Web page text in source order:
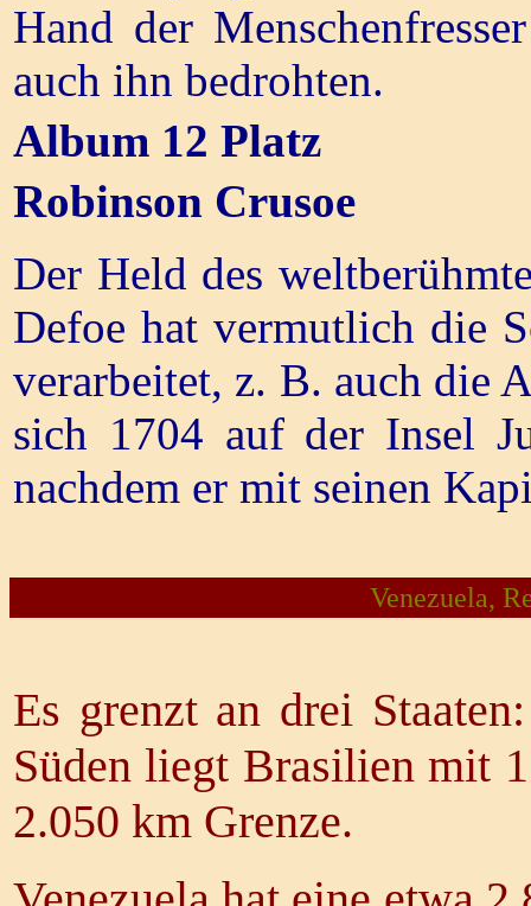
Hand der
auch ihn bedrohten.
Album 12 Platz
Robinson Crusoe
Der Held des
Defoe hat vermutlich die
verarbeitet, z. B. auch die
sich 1704 auf der Insel
nachdem er mit seinen
Venezuela,
Es grenzt an drei
Süden liegt Brasilien mit
2.050 km Grenze.